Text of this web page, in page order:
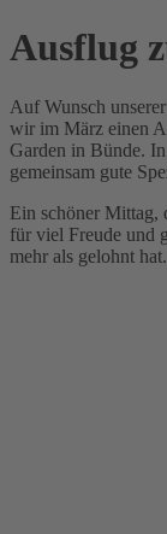
Ausflug
Auf Wunsch
wir im März einen
Garden in Bünde.
gemeinsam gute
Ein schöner Mittag,
für viel Freude und
mehr als gelohnt hat.